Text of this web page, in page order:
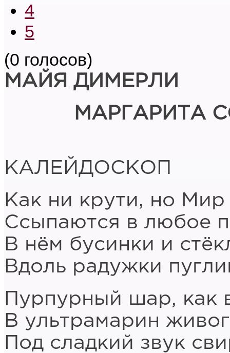
4
5
(0 голосов)
МАЙЯ ДИМЕРЛИ
МАРГАРИТА
КАЛЕЙДОСКОП
Как ни крути, но Мир
Ссыпаются в любое
В нём бусинки и
Вдоль радужки
Пурпурный шар, как
В ультрамарин
Под сладкий звук